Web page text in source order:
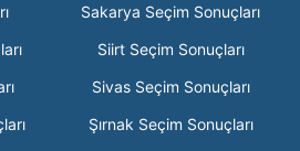
Sakarya Seçim Sonuçları
Siirt Seçim Sonuçları
Sivas Seçim Sonuçları
Şırnak Seçim Sonuçları